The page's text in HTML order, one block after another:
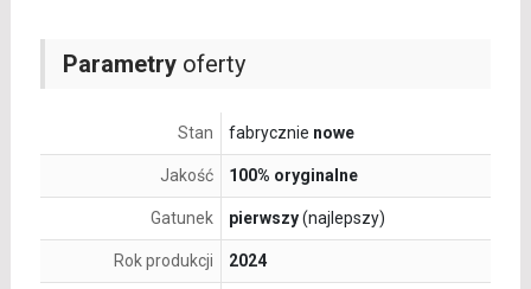
Parametryoferty
Stan fabrycznie nowe
Jakość 100% oryginalne
Gatunek pierwszy(najlepszy)
Rok produkcji 2024